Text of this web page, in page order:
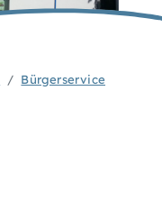
Bürgerservice